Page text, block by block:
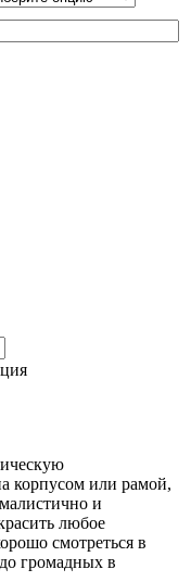
корпусом или рамой,
и
любое
смотреться в
громадных в